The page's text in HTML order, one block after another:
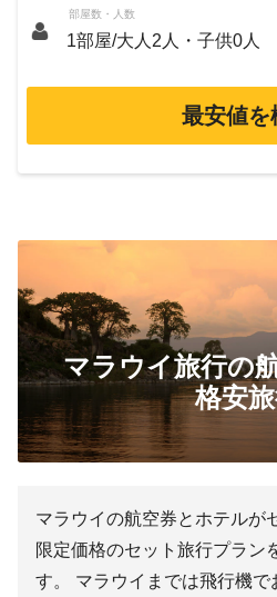
部屋数・人数
最安値を
マラウイ旅行の
格安
マラウイの航空券とホテルが
限定価格のセット旅行プラン
す。 マラウイまでは飛行機